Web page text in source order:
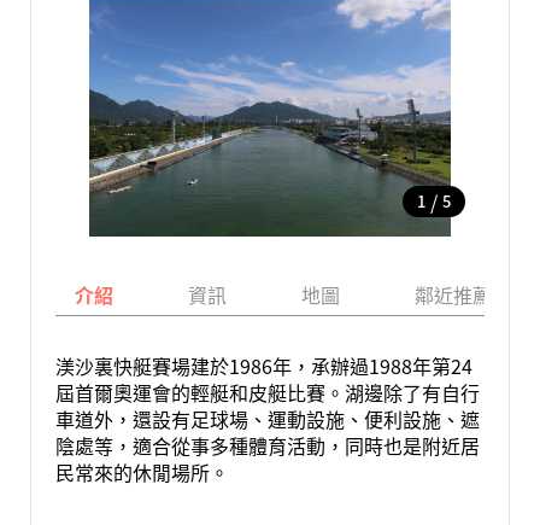
1 / 5
介紹 資訊 地圖 鄰近推薦景點
渼沙裏快艇賽場建於1986年，承辦過1988年第24
屆首爾奧運會的輕艇和皮艇比賽。湖邊除了有自行
車道外，還設有足球場、運動設施、便利設施、遮
陰處等，適合從事多種體育活動，同時也是附近居
民常來的休閒場所。